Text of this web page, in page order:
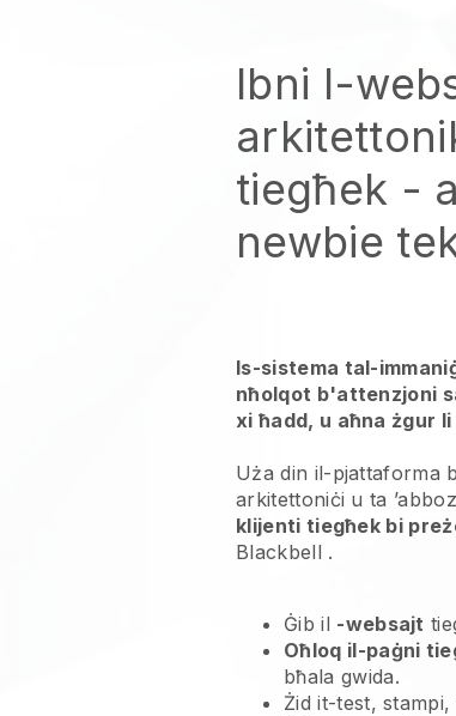
Ibni l-
tiegħek -
newbie
Is-sistema tal-
nħolqot b'attenzjoni
xi ħadd, u aħna żgur
Uża din il-pjattaforma
arkitettoniċi u ta
klijenti tiegħek bi
Blackbell .
Ġib il -websajt
Oħloq il-paġni
bħala gwida.
Żid it-test,